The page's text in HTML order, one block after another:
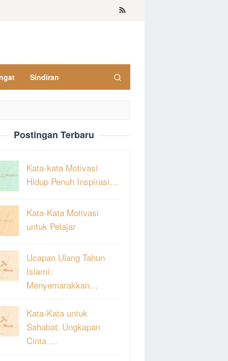
Sindiran
Postingan Terbaru
Kata-kata Motivasi
Hidup Penuh Inspirasi…
Kata-Kata Motivasi
untuk Pelajar
Ucapan Ulang Tahun
Islami:
Menyemarakkan…
Kata-Kata untuk
Sahabat: Ungkapan
Cinta …